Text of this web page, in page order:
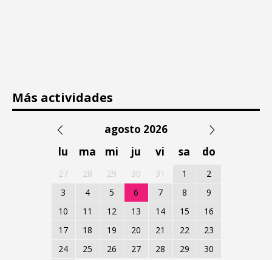
Más actividades
agosto 2026
lu
ma mi ju vi sa do
27 28 29 30 31 1
2
3
4 5 6 7 8
9
10
11 12 13 14 15
16
17
18 19 20 21 22
23
24
25 26 27 28 29
30